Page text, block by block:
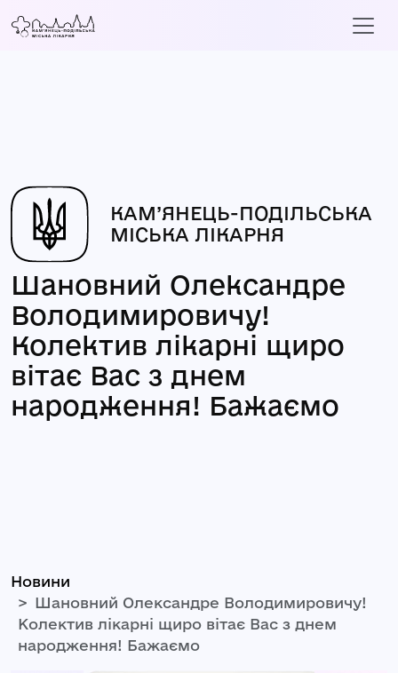
КАМ’ЯНЕЦЬ-ПОДІЛЬСЬКА
МІСЬКА ЛІКАРНЯ
Шановний Олександре
Володимировичу!
Колектив лікарні щиро
вітає Вас з днем
народження! Бажаємо
Новини
Шановний Олександре Володимировичу!
Колектив лікарні щиро вітає Вас з днем
народження! Бажаємо